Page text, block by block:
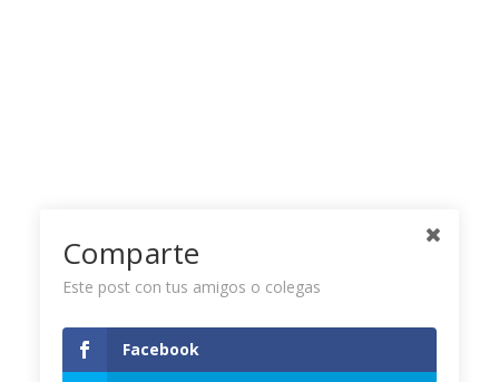
Comparte
Este post con tus amigos o colegas
Facebook